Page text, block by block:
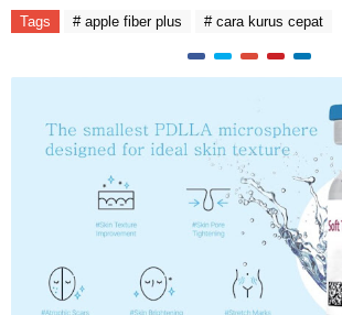
Tags # apple fiber plus # cara kurus cepat